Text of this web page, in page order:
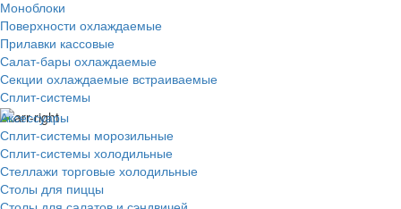
Моноблоки
Поверхности охлаждаемые
Прилавки кассовые
Салат-бары охлаждаемые
Секции охлаждаемые встраиваемые
Сплит-системы
Аксессуары
Сплит-системы морозильные
Сплит-системы холодильные
Стеллажи торговые холодильные
Столы для пиццы